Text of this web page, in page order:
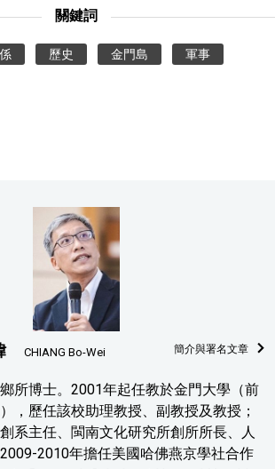
關鍵詞
歷史 金門島 軍事
CHIANG Bo-Wei 簡介與署名文章
所博士。2001年起任教於金門大學（前
，歷任該校助理教授、副教授及教授；
系主任、閩南文化研究所創所所長、人
2010年擔任美國哈佛燕京學社合作